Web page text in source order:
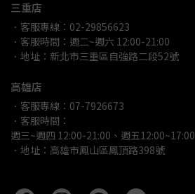
三重店
．客服專線：02-29856623
．客服時間：週二~週六 12:00-21:00
．地址：新北市三重區自強路二段52號
高雄店
．客服專線：07-7926673
．客服時間：
週三~週四 12:00-21:00、週五12:00~17:00
．地址：高雄市鳳山區鳳頂路398號